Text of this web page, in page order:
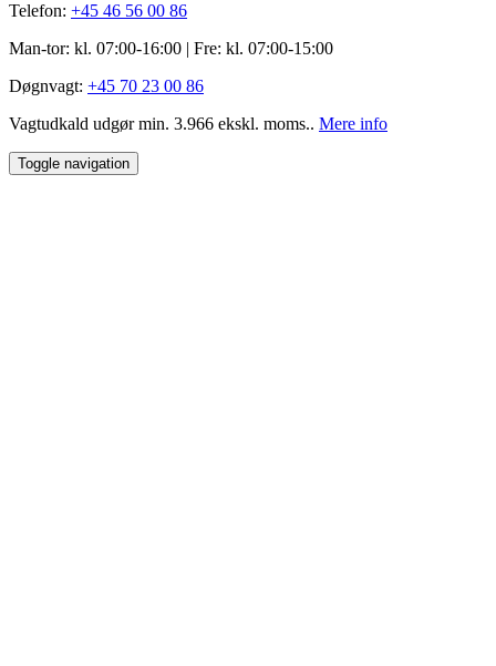
Telefon: +45 46 56 00 86
Man-tor: kl. 07:00-16:00 | Fre: ​kl. 07:00-15​:00
Døgnvagt: +45 70 23 00 86
Vagtudkald udgør min. 3.966 ekskl. moms.. Mere info
Toggle navigation